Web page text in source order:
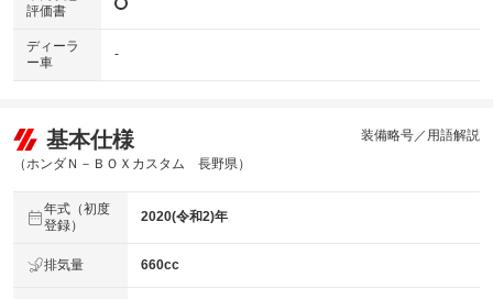
評価書
ディーラ
ー車
-
基本仕様
（ホンダＮ－ＢＯＸカスタム 長野県）
装備略号／用語解説
年式（初度
登録）
2020(令和2)年
排気量 660cc